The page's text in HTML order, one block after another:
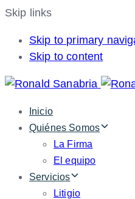
Skip links
Skip to primary
Skip to content
Inicio
Quiénes Somos
La Firma
El equipo
Servicios
Litigio